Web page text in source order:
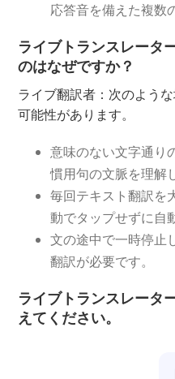
応答音を備えた複数
ライブトランスレータ
のはなぜですか？
ライブ翻訳者：次のよう
可能性があります。
意味のない文字通り
慣用句の文脈を理解
毎回テキスト翻訳を
動でタップせずに自
文の途中で一時停止
翻訳が必要です。
ライブトランスレータ
えてください。